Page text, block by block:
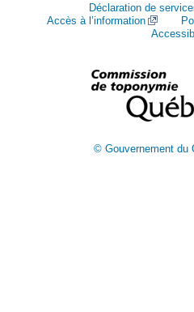
Déclaration de
Accès à l’information
© Gouvernement du